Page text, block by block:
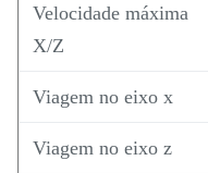
Velocidade máxima
X/Z
Viagem no eixo x
Viagem no eixo z